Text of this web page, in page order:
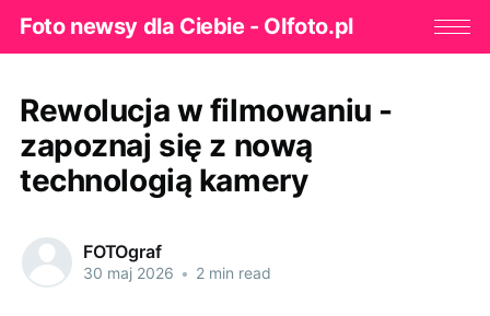
Foto newsy dla Ciebie - Olfoto.pl
Rewolucja w filmowaniu -
zapoznaj się z nową
technologią kamery
FOTOgraf
30 maj 2026 • 2 min read